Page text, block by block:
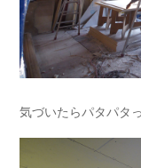
気づいたらパタパタ